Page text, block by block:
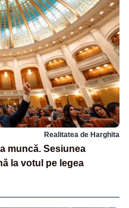
Realitatea de Harghita
muncă. Sesiunea
la votul pe legea